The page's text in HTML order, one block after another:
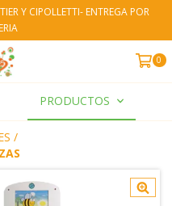
Y CIPOLLETTI- ENTREGA POR
0
PRODUCTOS
/